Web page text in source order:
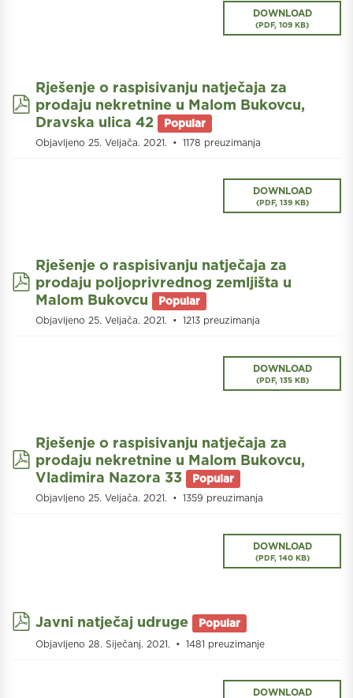
DOWNLOAD
(PDF, 109 KB)
pdf
Rješenje o raspisivanju natječaja za
prodaju nekretnine u Malom Bukovcu,
Dravska ulica 42
Popular
Objavljeno 25. Veljača. 2021. 1178 preuzimanja
DOWNLOAD
(PDF, 139 KB)
pdf
Rješenje o raspisivanju natječaja za
prodaju poljoprivrednog zemljišta u
Malom Bukovcu
Popular
Objavljeno 25. Veljača. 2021. 1213 preuzimanja
DOWNLOAD
(PDF, 135 KB)
pdf
Rješenje o raspisivanju natječaja za
prodaju nekretnine u Malom Bukovcu,
Vladimira Nazora 33
Popular
Objavljeno 25. Veljača. 2021. 1359 preuzimanja
DOWNLOAD
(PDF, 140 KB)
pdf
Javni natječaj udruge Popular
Objavljeno 28. Siječanj. 2021. 1481 preuzimanje
DOWNLOAD